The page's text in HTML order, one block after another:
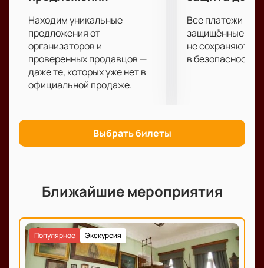
Находим уникальные
предложения от
организаторов и
проверенных продавцов —
даже те, которых уже нет в
официальной продаже.
Все платежи
защищённые
не сохраняются
в безопасности.
Выбрать билеты
Ближайшие мероприятия
Экскурсия
Популярное